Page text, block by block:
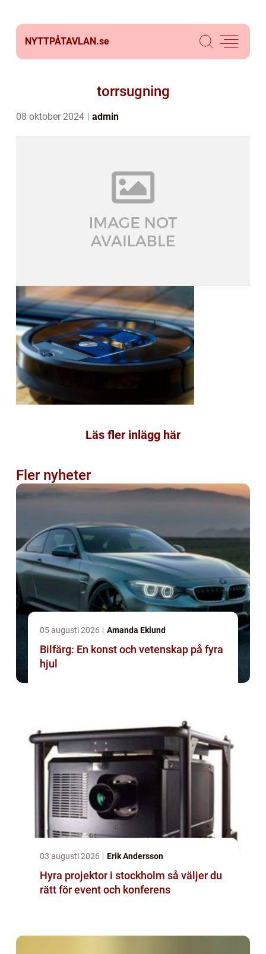
NYTTPÅTAVLAN.se
torrsugning
08 oktober 2024 admin
Läs fler inlägg här
Fler nyheter
05 augusti 2026 Amanda Eklund
Bilfärg: En konst och vetenskap på fyra
hjul
03 augusti 2026 Erik Andersson
Hyra projektor i stockholm så väljer du
rätt för event och konferens